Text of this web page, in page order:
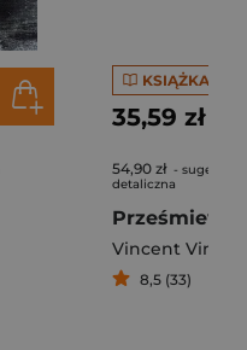
KSIĄŻKA
35,59 zł
54,90 zł -
detaliczna
Prześmiewca
Vincent Vin
8,5 (33)